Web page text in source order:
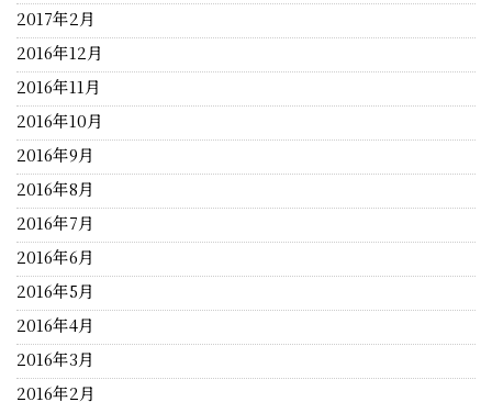
2017年2月
2016年12月
2016年11月
2016年10月
2016年9月
2016年8月
2016年7月
2016年6月
2016年5月
2016年4月
2016年3月
2016年2月